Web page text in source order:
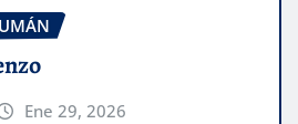
Ene 29, 2026